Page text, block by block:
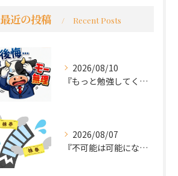
最近の投稿 Recent Posts
2026/08/10
『もっと勉強してくれば良かった～後悔先にたたず』
2026/08/07
『不可能は可能になる』